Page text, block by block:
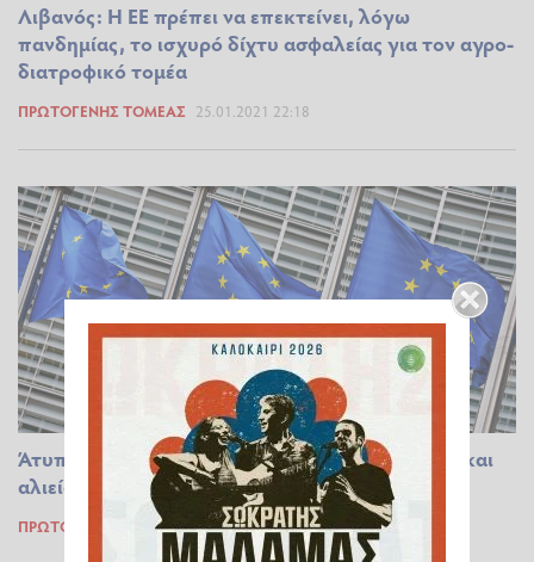
Λιβανός: Η ΕΕ πρέπει να επεκτείνει, λόγω
πανδημίας, το ισχυρό δίχτυ ασφαλείας για τον αγρο-
διατροφικό τομέα
ΠΡΩΤΟΓΕΝΉΣ ΤΟΜΈΑΣ 25.01.2021 22:18
Άτυπη τηλεδιάσκεψη των υπουργών γεωργίας και
αλιείας της ΕΕ
ΠΡΩΤΟΓΕΝΉΣ ΤΟΜΈΑΣ 25.01.2021 14:08